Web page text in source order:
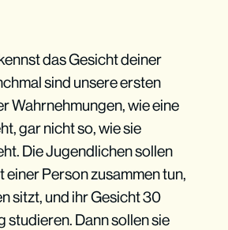
das Gesicht deiner
sind unsere ersten
Wahrnehmungen, wie eine
gar nicht so, wie sie
Die Jugendlichen sollen
einer Person zusammen tun,
sitzt, und ihr Gesicht 30
studieren. Dann sollen sie